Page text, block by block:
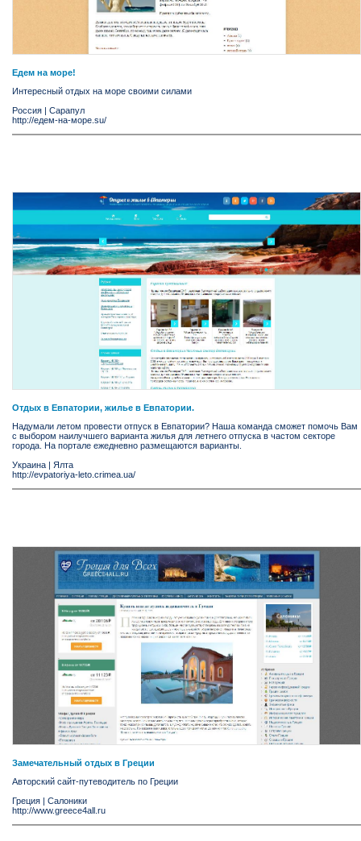
Едем на море!
Интересный отдых на море своими силами
Россия | Сарапул
http://едем-на-море.su/
Отдых в Евпатории, жилье в Евпатории.
Надумали летом провести отпуск в Евпатории? Наша команда сможет помочь Вам
с выбором наилучшего варианта жилья для летнего отпуска в частом секторе
города. На портале ежедневно размещаются варианты.
Украина
Ялта
http://evpatoriya-leto.crimea.ua/
Замечательный отдых в Греции
Авторский сайт-путеводитель по Греции
Греция
Салоники
http://www.greece4all.ru